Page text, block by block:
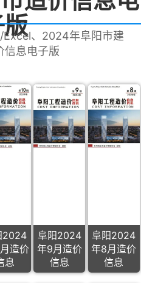
、2024年阜阳市建
信息电子版
2024
造价
息
阜阳2024
年9月造价
信息
阜阳2024
年8月造价
信息